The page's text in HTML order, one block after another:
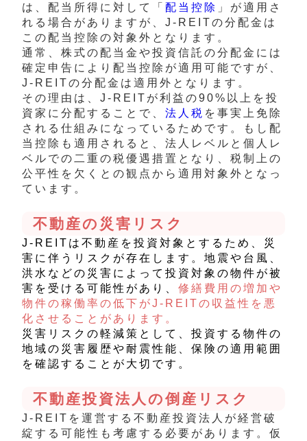
は、配当所得に対して「 配当控除 」が適用さ
れる場合がありますが、J-REITの分配金は
この配当控除の対象外となります。
通常、株式の配当金や投資信託の分配金には
確定申告により配当控除が適用可能ですが、
J-REITの分配金は適用外となります。
その理由は、J-REITが利益の90%以上を投
資家に分配することで、 法人税 を事実上免除
される仕組みになっているためです。もし配
当控除も適用されると、法人レベルと個人レ
ベルでの二重の税優遇措置となり、税制上の
公平性を欠くとの観点から適用対象外となっ
ています。
不動産の災害リスク
J-REITは不動産を投資対象とするため、災
害に伴うリスクが存在します。地震や台風、
洪水などの災害によって投資対象の物件が被
害を受ける可能性があり、 修繕費用の増加や
物件の稼働率の低下がJ-REITの収益性を悪
化させることがあります。
災害リスクの軽減策として、投資する物件の
地域の災害履歴や耐震性能、保険の適用範囲
を確認することが大切です。
不動産投資法人の倒産リスク
J-REITを運営する不動産投資法人が経営破
綻する可能性も考慮する必要があります。仮